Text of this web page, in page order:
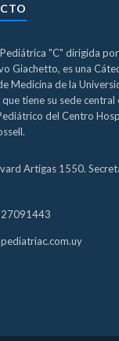
"C" dirigida
Giachetto, es una
Medicina de la
tiene su sede central
del Centro
Artigas 1550.